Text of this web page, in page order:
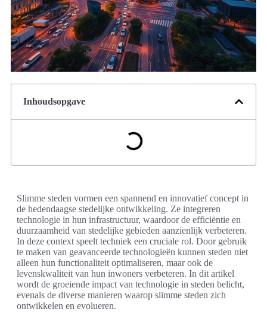
Inhoudsopgave
Slimme steden vormen een spannend en innovatief concept in
de hedendaagse stedelijke ontwikkeling. Ze integreren
technologie in hun infrastructuur, waardoor de efficiëntie en
duurzaamheid van stedelijke gebieden aanzienlijk verbeteren.
In deze context speelt techniek een cruciale rol. Door gebruik
te maken van geavanceerde technologieën kunnen steden niet
alleen hun functionaliteit optimaliseren, maar ook de
levenskwaliteit van hun inwoners verbeteren. In dit artikel
wordt de groeiende impact van technologie in steden belicht,
evenals de diverse manieren waarop slimme steden zich
ontwikkelen en evolueren.